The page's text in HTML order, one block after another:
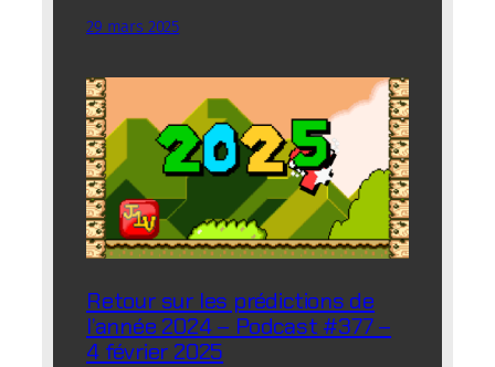
29 mars 2025
Retour sur les prédictions de
l’année 2024 – Podcast #377 –
4 février 2025